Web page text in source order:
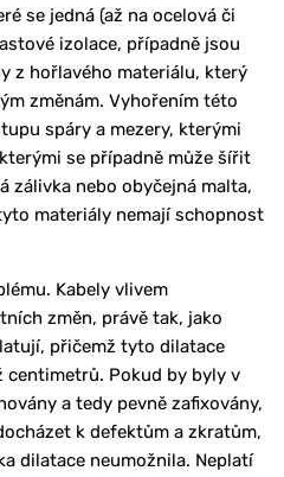
se jedná (až na ocelová či
izolace, případně jsou
z hořlavého materiálu, který
změnám. Vyhořením této
spáry a mezery, kterými
se případně může šířit
zálivka nebo obyčejná malta,
materiály nemají schopnost
Kabely vlivem
změn, právě tak, jako
přičemž tyto dilatace
centimetrů. Pokud by byly v
a tedy pevně zafixovány,
k defektům a zkratům,
dilatace neumožnila. Neplatí